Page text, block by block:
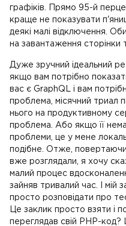
графіків. Прямо 95-й
краще не показувати
деякі малі відключення.
на завантаження сторінки
Дуже зручний ідеальний
якщо вам потрібно
вас є GraphQL і вам
проблема, місячний триал
нього на продуктивному
проблема. Або якщо її
проблеми, це у мене
подібне. Отже,
вже розглядали, я хочу
малий процес
зайняв тривалий час. І мій
просто розповідати про
Це заклик просто взяти і
переглядав свій PHP-